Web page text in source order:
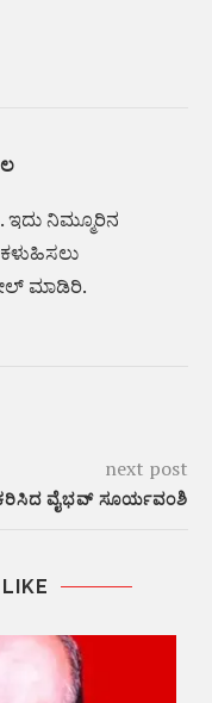
ಇದು ನಿಮ್ಮೂರಿನ
ಮಾಡಿರಿ.
next post
ವೈಭವ್ ಸೂರ್ಯವಂಶಿ